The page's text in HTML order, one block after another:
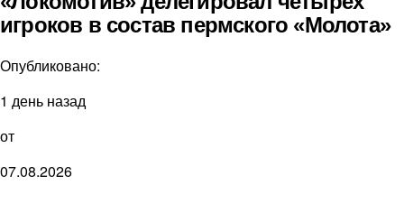
игроков в состав пермского «Молота»
Опубликовано:
1 день назад
от
07.08.2026